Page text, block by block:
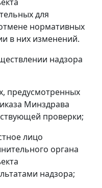
для
нормативных
в них изменений.
надзора
предусмотренных
Минздрава
проверки;
лицо
органа
надзора;